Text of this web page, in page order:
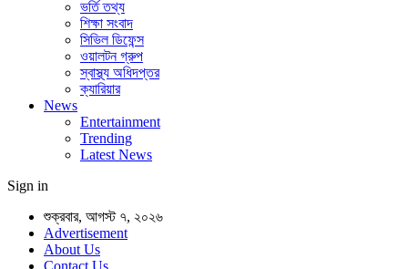
ভর্তি তথ্য
শিক্ষা সংবাদ
সিভিল ডিফেন্স
ওয়ালটন গ্রুপ
স্বাস্থ্য অধিদপ্তর
ক্যারিয়ার
News
Entertainment
Trending
Latest News
Sign in
শুক্রবার, আগস্ট ৭, ২০২৬
Advertisement
About Us
Contact Us